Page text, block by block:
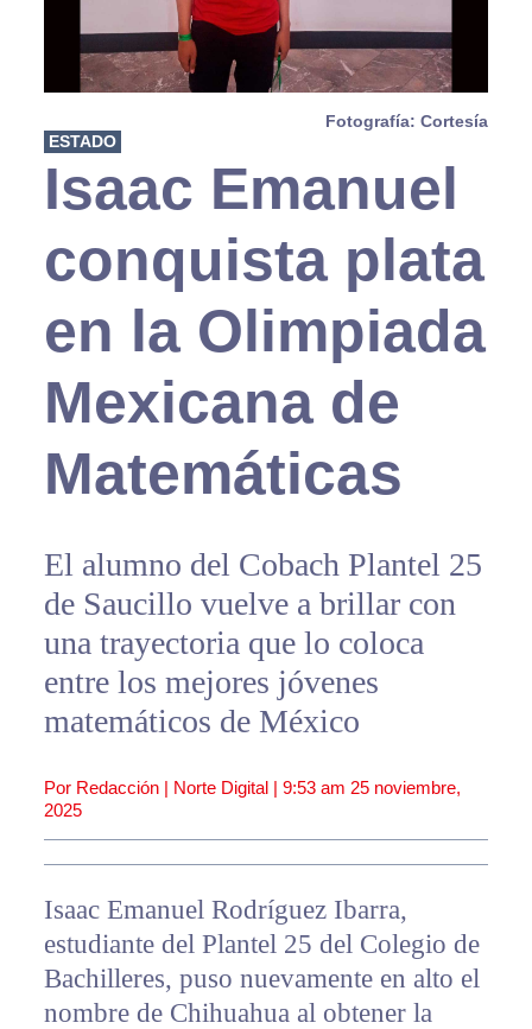
Fotografía: Cortesía
ESTADO
Isaac Emanuel
conquista plata
en la Olimpiada
Mexicana de
Matemáticas
El alumno del Cobach Plantel 25
de Saucillo vuelve a brillar con
una trayectoria que lo coloca
entre los mejores jóvenes
matemáticos de México
Por Redacción | Norte Digital | 9:53 am 25 noviembre,
2025
Isaac Emanuel Rodríguez Ibarra,
estudiante del Plantel 25 del Colegio de
Bachilleres, puso nuevamente en alto el
nombre de Chihuahua al obtener la